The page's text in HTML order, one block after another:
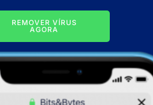
REMOVER VÍRUS
AGORA